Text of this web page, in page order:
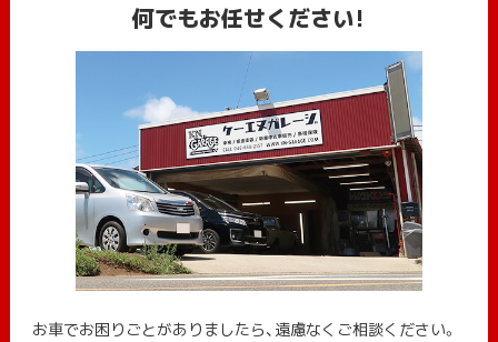
何でもお任せください!
お車でお困りごとがありましたら、遠慮なくご相談ください。